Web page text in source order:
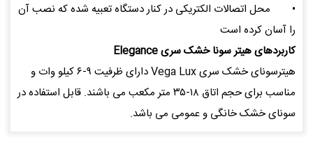
•
محل اتصالات الکتریکی در کنار دستگاه تعبیه شده که نصب آن
را آسان کرده است
کاربردهای هیتر سونا خشک سری Elegance
هیترسونای خشک سری Vega Lux دارای ظرفیت ۹-۶ کیلو وات و
مناسب برای حجم اتاق ۱۸-۳۵ متر مکعب می باشند. قابل استفاده در
سونای خشک خانگی و عمومی می باشد.